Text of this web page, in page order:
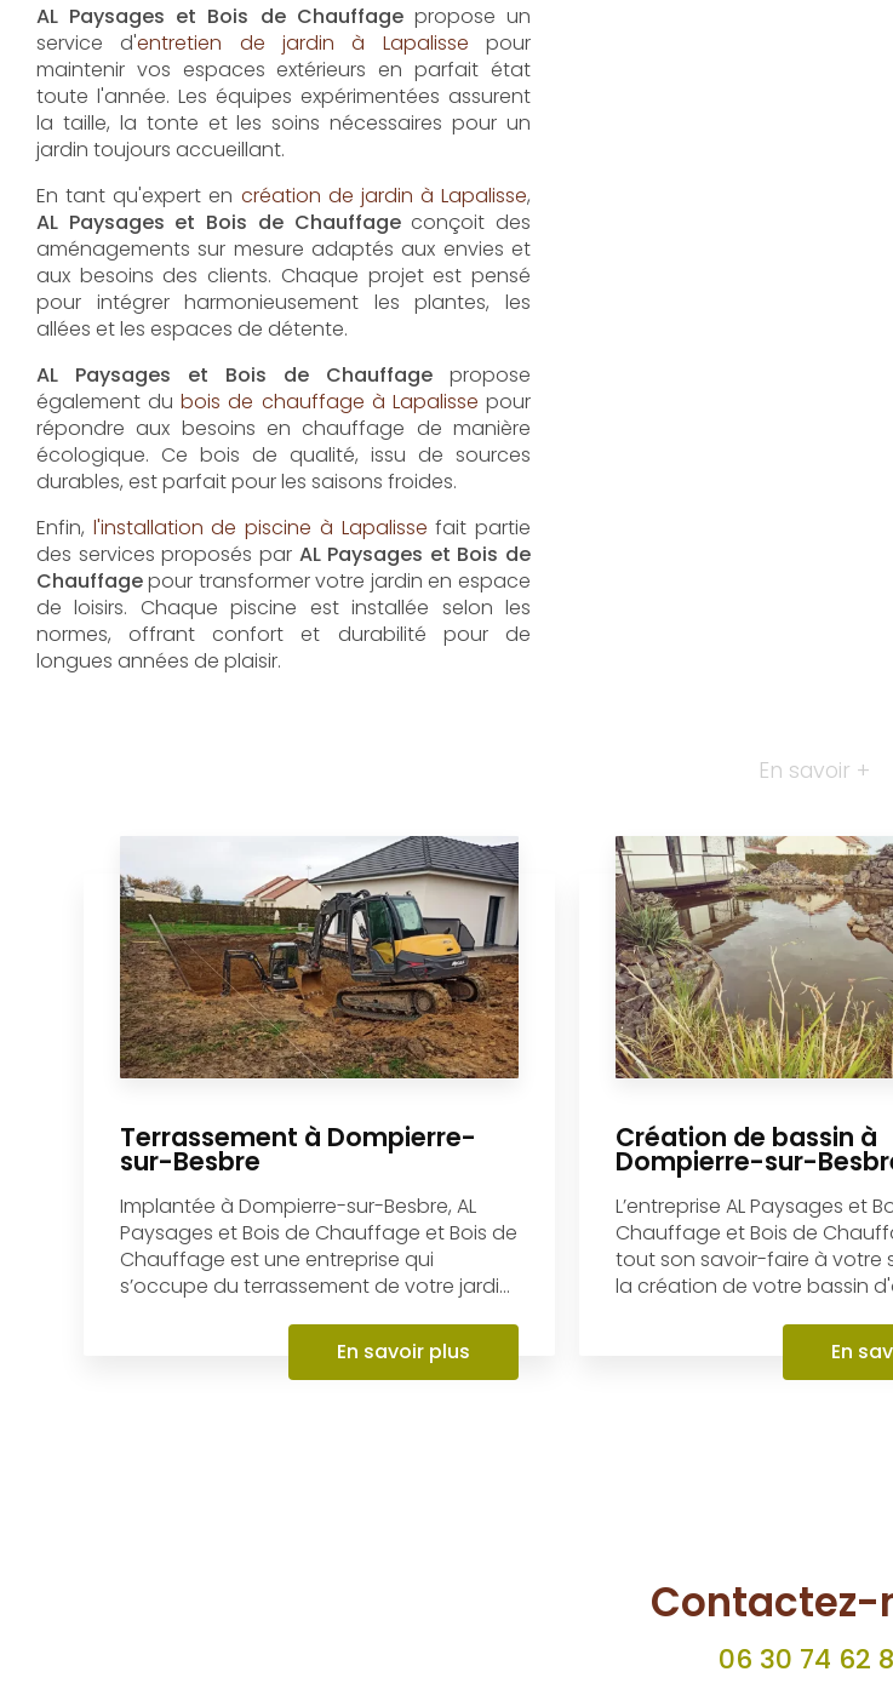
AL Paysages et Bois de Chauffagepropose un
service d'entretien de jardin à Lapalisse pour
maintenir vos espaces extérieurs en parfait état
toute l'année. Les équipes expérimentées assurent
la taille, la tonte et les soins nécessaires pour un
jardin toujours accueillant.
En tant qu'expert en création de jardin à Lapalisse,
AL Paysages et Bois de Chauffageconçoit des
aménagements sur mesure adaptés aux envies et
aux besoins des clients. Chaque projet est pensé
pour intégrer harmonieusement les plantes, les
allées et les espaces de détente.
AL Paysages et Bois de Chauffage propose
également dubois de chauffage à Lapalisse pour
répondre aux besoins en chauffage de manière
écologique. Ce bois de qualité, issu de sources
durables, est parfait pour les saisons froides.
Enfin, l'installation de piscine à Lapalisse fait partie
des services proposés par AL Paysages et Bois de
Chauffagepour transformer votre jardin en espace
de loisirs. Chaque piscine est installée selon les
normes, offrant confort et durabilité pour de
longues années de plaisir.
En savoir +
Terrassement à Dompierre-
sur-Besbre
Implantée à Dompierre-sur-Besbre, AL
Paysages et Bois de Chauffage et Bois de
Chauffage est une entreprise qui
s’occupe du terrassement de votre jardi...
En savoir plus
Création de bassin à
Dompierre-sur-
L’entreprise AL Paysages et
Chauffage et Bois de
tout son savoir-faire à votre
la création de votre bassin
En
Contactez-
06 30 74 62